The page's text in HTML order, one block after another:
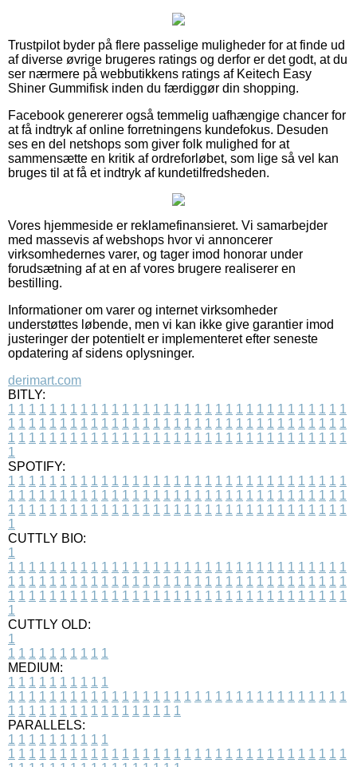
Trustpilot byder på flere passelige muligheder for at finde ud
af diverse øvrige brugeres ratings og derfor er det godt, at du
ser nærmere på webbutikkens ratings af Keitech Easy
Shiner Gummifisk inden du færdiggør din shopping.
Facebook genererer også temmelig uafhængige chancer for
at få indtryk af online forretningens kundefokus. Desuden
ses en del netshops som giver folk mulighed for at
sammensætte en kritik af ordreforløbet, som lige så vel kan
bruges til at få et indtryk af kundetilfredsheden.
Vores hjemmeside er reklamefinansieret. Vi samarbejder
med massevis af webshops hvor vi annoncerer
virksomhedernes varer, og tager imod honorar under
forudsætning af at en af vores brugere realiserer en
bestilling.
Informationer om varer og internet virksomheder
understøttes løbende, men vi kan ikke give garantier imod
justeringer der potentielt er implementeret efter seneste
opdatering af sidens oplysninger.
derimart.com
BITLY:
1 1 1 1 1 1 1 1 1 1 1 1 1 1 1 1 1 1 1 1 1 1 1 1 1 1 1 1 1 1 1 1 1
1 1 1 1 1 1 1 1 1 1 1 1 1 1 1 1 1 1 1 1 1 1 1 1 1 1 1 1 1 1 1 1 1
1 1 1 1 1 1 1 1 1 1 1 1 1 1 1 1 1 1 1 1 1 1 1 1 1 1 1 1 1 1 1 1 1
1
SPOTIFY:
1 1 1 1 1 1 1 1 1 1 1 1 1 1 1 1 1 1 1 1 1 1 1 1 1 1 1 1 1 1 1 1 1
1 1 1 1 1 1 1 1 1 1 1 1 1 1 1 1 1 1 1 1 1 1 1 1 1 1 1 1 1 1 1 1 1
1 1 1 1 1 1 1 1 1 1 1 1 1 1 1 1 1 1 1 1 1 1 1 1 1 1 1 1 1 1 1 1 1
1
CUTTLY BIO:
1
1 1 1 1 1 1 1 1 1 1 1 1 1 1 1 1 1 1 1 1 1 1 1 1 1 1 1 1 1 1 1 1 1
1 1 1 1 1 1 1 1 1 1 1 1 1 1 1 1 1 1 1 1 1 1 1 1 1 1 1 1 1 1 1 1 1
1 1 1 1 1 1 1 1 1 1 1 1 1 1 1 1 1 1 1 1 1 1 1 1 1 1 1 1 1 1 1 1 1
1
CUTTLY OLD:
1
1 1 1 1 1 1 1 1 1 1
MEDIUM:
1 1 1 1 1 1 1 1 1 1
1 1 1 1 1 1 1 1 1 1 1 1 1 1 1 1 1 1 1 1 1 1 1 1 1 1 1 1 1 1 1 1 1
1 1 1 1 1 1 1 1 1 1 1 1 1 1 1 1 1
PARALLELS:
1 1 1 1 1 1 1 1 1 1
1 1 1 1 1 1 1 1 1 1 1 1 1 1 1 1 1 1 1 1 1 1 1 1 1 1 1 1 1 1 1 1 1